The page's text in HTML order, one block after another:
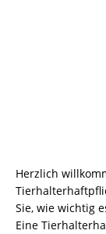
Herzlich
Sie, wie wichtig
Eine